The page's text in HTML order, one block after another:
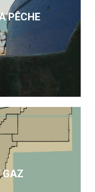
PÊCHE
GAZ